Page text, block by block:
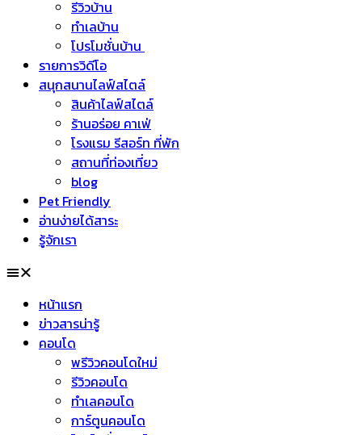
รีวิวบ้าน
ทำเลบ้าน
โปรโมชั่นบ้าน
รายการวิดีโอ
สนุกสนานไลฟ์สไตล์
สินค้าไลฟ์สไตล์
ร้านอร่อย คาเฟ่
โรงแรม รีสอร์ท ที่พัก
สถานที่ท่องเที่ยว
blog
Pet Friendly
อ่านง่ายได้สาระ
รู้จักเรา
หน้าแรก
ข่าวสารน่ารู้
คอนโด
พรีวิวคอนโดใหม่
รีวิวคอนโด
ทำเลคอนโด
การ์ตูนคอนโด